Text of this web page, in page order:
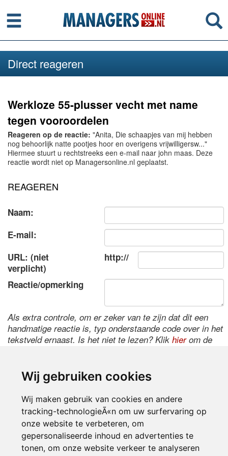
Wij gebruiken cookies
Wij maken gebruik van cookies en andere
tracking-technologieÃ«n om uw surfervaring op
onze website te verbeteren, om
gepersonaliseerde inhoud en advertenties te
tonen, om onze website verkeer te analyseren
Menu
Direct reageren
Werkloze 55-plusser vecht met name
tegen vooroordelen
Reageren op de reactie: "Anita, Die schaapjes van mij hebben
nog behoorlijk natte pootjes hoor en overigens vrijwilligersw..."
Hiermee stuurt u rechtstreeks een e-mail naar john maas. Deze
reactie wordt niet op Managersonline.nl geplaatst.
REAGEREN
Naam:
E-mail:
URL: (niet
verplicht)
http://
Reactie/opmerking
Als extra controle, om er zeker van te zijn dat dit een
handmatige reactie is, typ onderstaande code over in het
tekstveld ernaast. Is het niet te lezen? Klik hierom de